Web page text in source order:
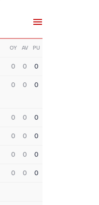
OY AV PU
0 0 0
0 0 0
0 0 0
0 0 0
0 0 0
0 0 0